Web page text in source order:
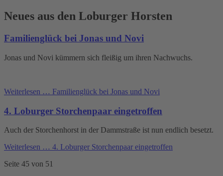
Neues aus den Loburger Horsten
Familienglück bei Jonas und Novi
Jonas und Novi kümmern sich fleißig um ihren Nachwuchs.
Weiterlesen … Familienglück bei Jonas und Novi
4. Loburger Storchenpaar eingetroffen
Auch der Storchenhorst in der Dammstraße ist nun endlich besetzt.
Weiterlesen … 4. Loburger Storchenpaar eingetroffen
Seite 45 von 51